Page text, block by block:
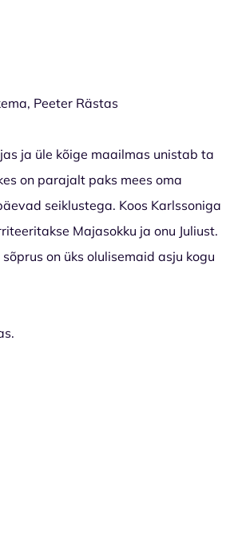
Peeter Rästas
ja üle kõige maailmas unistab ta
on parajalt paks mees oma
seiklustega. Koos Karlssoniga
Majasokku ja onu Juliust.
on üks olulisemaid asju kogu